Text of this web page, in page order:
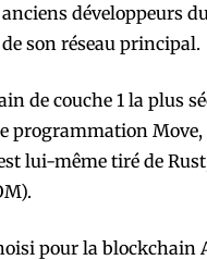
développeurs
son réseau principal.
de couche 1 la plus
programmation Move,
lui-même tiré de
pour la blockchain